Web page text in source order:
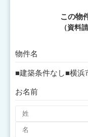
この物
（資料
物件名
お名前